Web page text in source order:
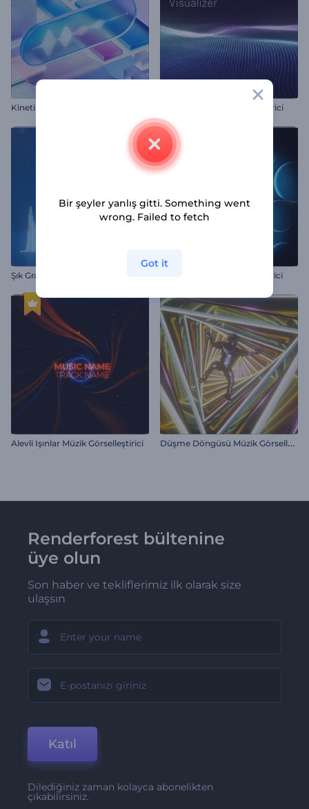
Hipnotik Dalgalı Görselleştirici
Şık Gradyan Ekolayzır Neon Kabarcıklı Görselleştirici
Alevli Işınlar Müzik Görselleştirici D
üşme Döngüsü Müzik Görselleştirici
Renderforest bültenine
üye olun
Son haber ve tekliflerimiz ilk olarak size
ulaşsın
Katıl
Dilediğiniz zaman kolayca abonelikten
çıkabilirsiniz.
Bir şeyler yanlış gitti. Something went
wrong. Failed to fetch
Got it